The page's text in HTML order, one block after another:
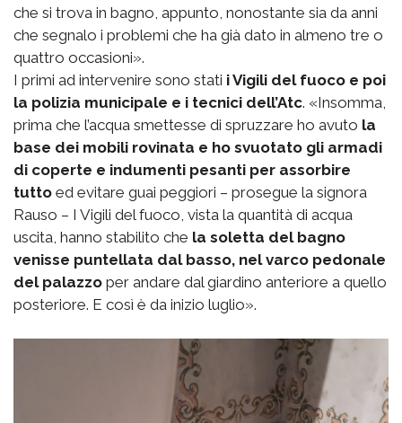
che si trova in bagno, appunto, nonostante sia da anni
che segnalo i problemi che ha già dato in almeno tre o
quattro occasioni».
I primi ad intervenire sono stati i Vigili del fuoco e poi
la polizia municipale e i tecnici dell’Atc. «Insomma,
prima che l’acqua smettesse di spruzzare ho avuto la
base dei mobili rovinata e ho svuotato gli armadi
di coperte e indumenti pesanti per assorbire
tutto ed evitare guai peggiori – prosegue la signora
Rauso – I Vigili del fuoco, vista la quantità di acqua
uscita, hanno stabilito che la soletta del bagno
venisse puntellata dal basso, nel varco pedonale
del palazzo per andare dal giardino anteriore a quello
posteriore. E così è da inizio luglio».